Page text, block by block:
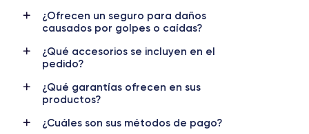
Pantalla
OLED 5.8 pulgadas
Resol. pantalla
1125 x 2436 píxeles
Nombre CPU
Apple A12 Bionic 6
¿Ofrecen un seguro para daños
causados por golpes o caídas?
¿Qué accesorios se incluyen en el
pedido?
¿Qué garantías ofrecen en sus
productos?
¿Cuáles son sus métodos de pago?